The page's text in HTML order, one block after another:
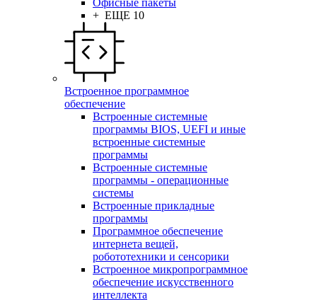
Офисные пакеты
+ ЕЩЕ 10
Встроенное программное
обеспечение
Встроенные системные
программы BIOS, UEFI и иные
встроенные системные
программы
Встроенные системные
программы - операционные
системы
Встроенные прикладные
программы
Программное обеспечение
интернета вещей,
робототехники и сенсорики
Встроенное микропрограммное
обеспечение искусственного
интеллекта